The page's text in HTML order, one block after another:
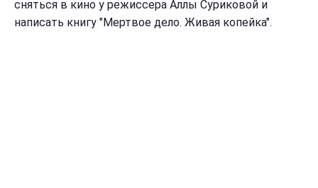
сняться в кино у режиссера Аллы Суриковой и
написать книгу "Мертвое дело. Живая копейка".